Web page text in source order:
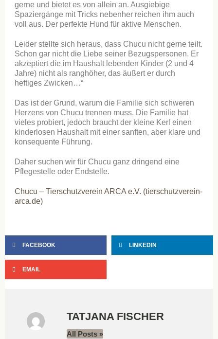
gerne und bietet es von allein an. Ausgiebige
Spaziergänge mit Tricks nebenher reichen ihm auch
voll aus. Der perfekte Hund für aktive Menschen.
Leider stellte sich heraus, dass Chucu nicht gerne teilt.
Schon gar nicht die Liebe seiner Bezugspersonen. Er
akzeptiert die im Haushalt lebenden Kinder (2 und 4
Jahre) nicht als ranghöher, das äußert er durch
heftiges Zwicken…“
Das ist der Grund, warum die Familie sich schweren
Herzens von Chucu trennen muss. Die Familie hat
vieles probiert, jedoch braucht der kleine Kerl einen
kinderlosen Haushalt mit einer sanften, aber klare und
konsequente Führung.
Daher suchen wir für Chucu ganz dringend eine
Pflegestelle oder Endstelle.
Chucu – Tierschutzverein ARCA e.V. (tierschutzverein-
arca.de)
FACEBOOK LINKEDIN
EMAIL
TATJANA FISCHER
All Posts »